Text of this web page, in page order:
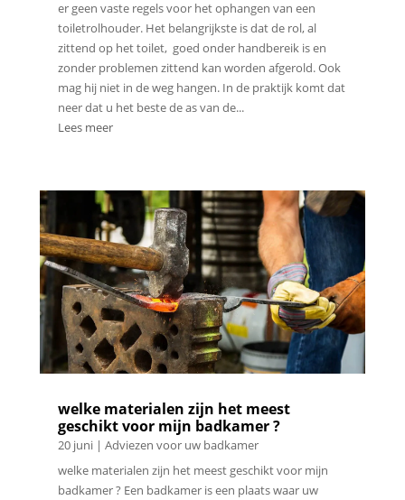
er geen vaste regels voor het ophangen van een
toiletrolhouder. Het belangrijkste is dat de rol, al
zittend op het toilet, goed onder handbereik is en
zonder problemen zittend kan worden afgerold. Ook
mag hij niet in de weg hangen. In de praktijk komt dat
neer dat u het beste de as van de...
Lees meer
welke materialen zijn het meest
geschikt voor mijn badkamer ?
20 juni| Adviezen voor uw badkamer
welke materialen zijn het meest geschikt voor mijn
badkamer ? Een badkamer is een plaats waar uw